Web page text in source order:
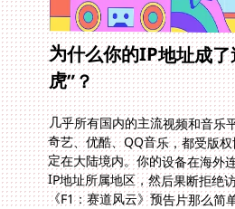
为什么你的IP地址成
虎”？
几乎所有国内的主流视频和音乐
奇艺、优酷、QQ音乐，都受版
定在大陆境内。你的设备在海外
IP地址所属地区，然后果断拒绝
《F1：赛道风云》预告片那么简
欧洲杯直播，会发现页面根本
乐听周杰伦的最新专辑，也只会
种体验的割裂，让很多海外用户
告乱弹的盗版网站，牺牲了画